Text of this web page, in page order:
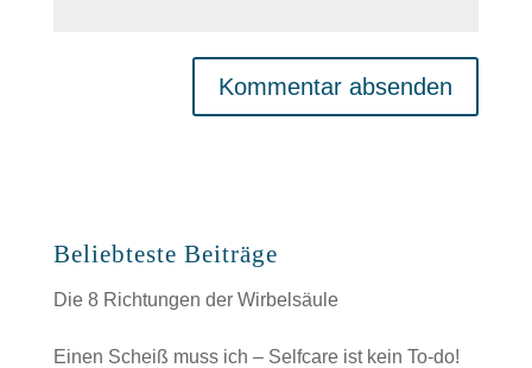
Beliebteste Beiträge
Die 8 Richtungen der Wirbelsäule
Einen Scheiß muss ich – Selfcare ist kein To-do!